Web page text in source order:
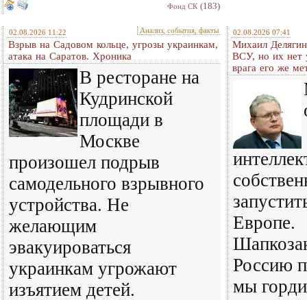
Фонд СК (183)
02.08.2026 11:22 Анализ, события, факты
Взрыв на Садовом кольце, угрозы украинкам,
атака на Саратов. Хроника
В ресторане на
Кудринской
площади в
Москве
произошел подрыв
самодельного взрывного
устройства. Не
желающим
эвакуироваться
украинкам угрожают
изъятием детей.
02.08.2026 07:41
Михаил
ВСУ, но их нет
врага его же
Европе.
Россию
мы